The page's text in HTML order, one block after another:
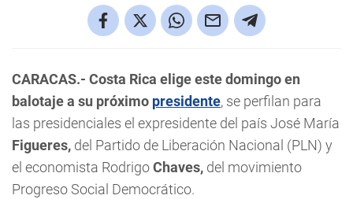
CARACAS.- Costa Rica elige este domingo en
balotaje a su próximo presidente, se perfilan para
las presidenciales el expresidente del país José María
Figueres, del Partido de Liberación Nacional (PLN) y
el economista RodrigoChaves, del movimiento
Progreso Social Democrático.